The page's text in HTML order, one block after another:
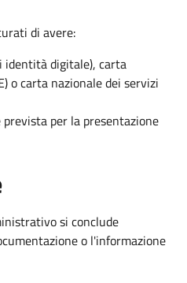
di avere:
identità digitale), carta
o carta nazionale dei servizi
per la presentazione
si conclude
o l'informazione